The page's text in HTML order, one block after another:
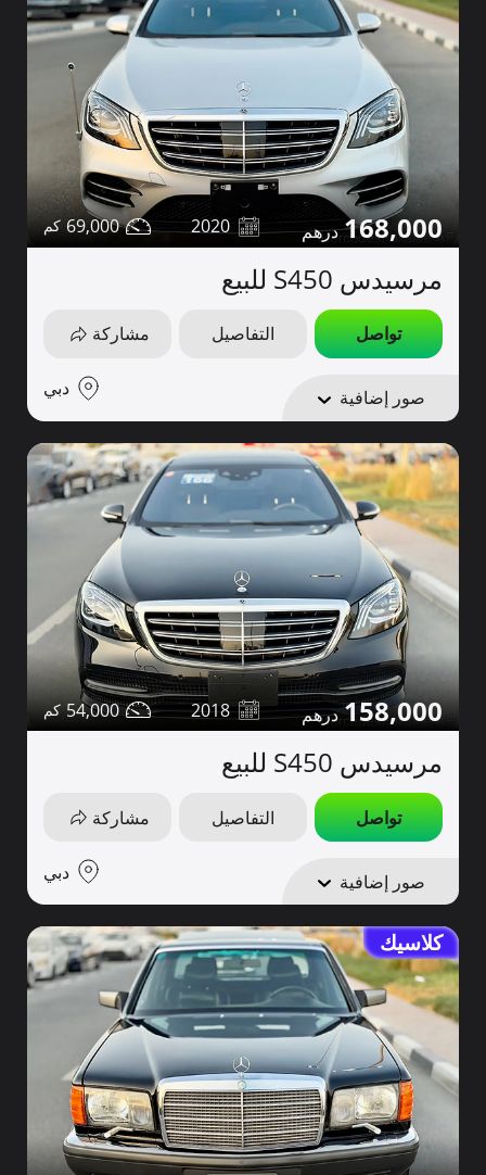
168,000
2020
69,000
مرسيدس S450 للبيع
تواصل التفاصيل مشاركة
صور إضافية دبي
158,000
2018
54,000
مرسيدس S450 للبيع
تواصل التفاصيل مشاركة
صور إضافية دبي
كلاسيك